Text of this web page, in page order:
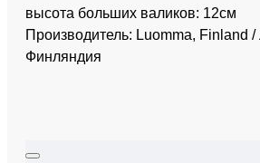
высота больших валиков: 12см
Производитель: Luomma, Finland
Финляндия